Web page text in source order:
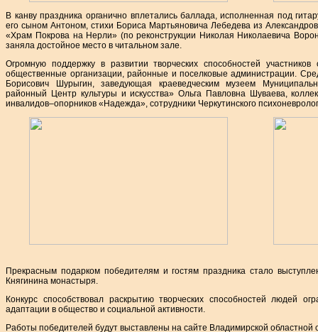
В канву праздника органично вплетались баллада, исполненная под
его сыном Антоном, стихи Бориса Мартьяновича Лебедева из
«Храм Покрова на Нерли» (по реконструкции Николая Николаевича
заняла достойное место в читальном зале.
Огромную поддержку в развитии творческих способностей
общественные организации, районные и поселковые администрации.
Борисович Шурыгин, заведующая краеведческим музеем
районный Центр культуры и искусства» Ольга Павловна Шуваева,
инвалидов–опорников «Надежда», сотрудники Черкутинского
Прекрасным подарком победителям и гостям праздника стало
Княгинина монастыря.
Конкурс способствовал раскрытию творческих способностей людей
адаптации в общество и социальной активности.
Работы победителей будут выставлены на сайте Владимирской областной